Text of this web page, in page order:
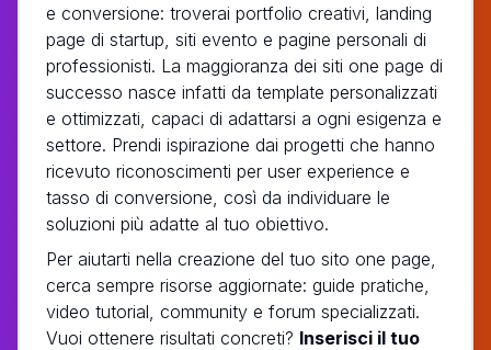
e conversione: troverai portfolio creativi, landing
page di startup, siti evento e pagine personali di
professionisti. La maggioranza dei siti one page di
successo nasce infatti da template personalizzati
e ottimizzati, capaci di adattarsi a ogni esigenza e
settore. Prendi ispirazione dai progetti che hanno
ricevuto riconoscimenti per user experience e
tasso di conversione, così da individuare le
soluzioni più adatte al tuo obiettivo.
Per aiutarti nella creazione del tuo sito one page,
cerca sempre risorse aggiornate: guide pratiche,
video tutorial, community e forum specializzati.
Vuoi ottenere risultati concreti? Inserisci il tuo